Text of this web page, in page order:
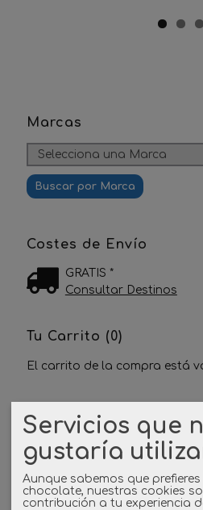
Marcas
Costes de Envío
GRATIS *
Consultar Destinos
Tu Carrito (0)
El carrito de la compra está
Redes Sociales
Twitter
Linkedin
Servicios que
gustaría
Aunque sabemos que
chocolate, nuestras cookies
contribución a tu experiencia